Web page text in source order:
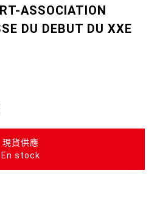
ASSOCIATION
DU DEBUT DU XXE
現貨供應
En stock